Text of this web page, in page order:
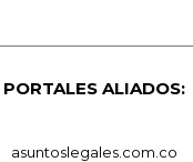
PORTALES ALIADOS:
asuntoslegales.com.co